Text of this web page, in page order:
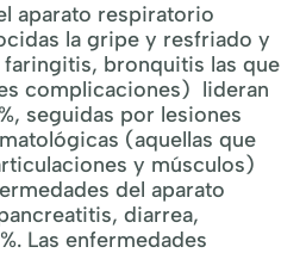
aparato respiratorio
la gripe y resfriado y
bronquitis las que
complicaciones) lideran
seguidas por lesiones
(aquellas que
y músculos)
del aparato
diarrea,
Las enfermedades